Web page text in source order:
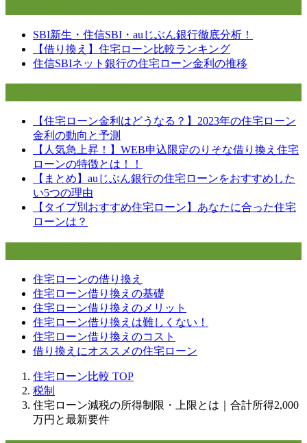
シ
SBI新生・住信SBI・auじぶん銀行徹底分析！
【借り換え】住宅ローン比較ランキング
住信SBIネット銀行の住宅ローン金利の推移
【住宅ローン金利はどうなる？】2023年の住宅ローン
金利の動向と予測
【人気急上昇！】WEB申込限定のりそな借り換え住宅
ローンの特徴とは！！
【まとめ】auじぶん銀行の住宅ローンをおすすめした
い5つの理由
【タイプ別おすすめ住宅ローン】あなたに合った住宅
ローンは？
住宅ローンの借り換え
住宅ローン借り換えの基礎
住宅ローン借り換えのメリット
住宅ローン借り換えは難しくない！
住宅ローン借り換えのコスト
借り換えにオススメの住宅ローン
住宅ローン比較 TOP
税制
住宅ローン減税の所得制限・上限とは｜合計所得2,000
万円と最新要件